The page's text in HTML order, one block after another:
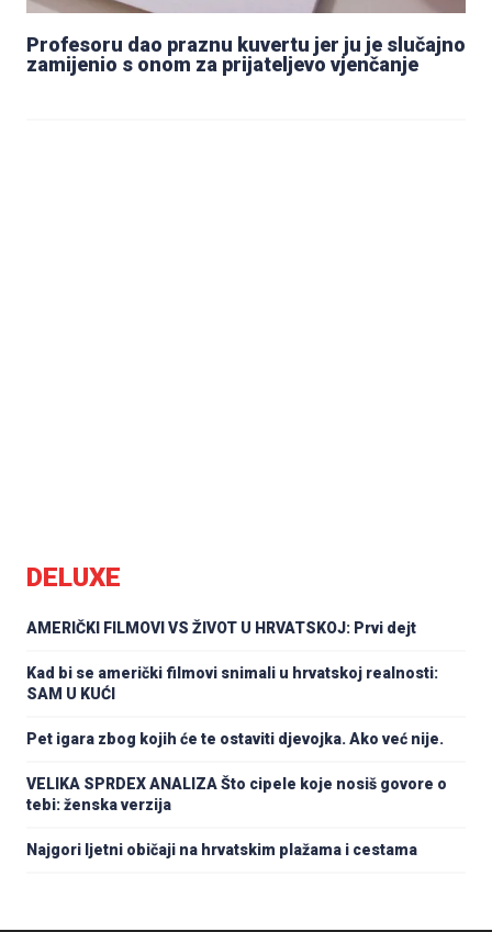
Profesoru dao praznu kuvertu jer ju je slučajno
zamijenio s onom za prijateljevo vjenčanje
DELUXE
AMERIČKI FILMOVI VS ŽIVOT U HRVATSKOJ: Prvi dejt
Kad bi se američki filmovi snimali u hrvatskoj realnosti:
SAM U KUĆI
Pet igara zbog kojih će te ostaviti djevojka. Ako već nije.
VELIKA SPRDEX ANALIZA Što cipele koje nosiš govore o
tebi: ženska verzija
Najgori ljetni običaji na hrvatskim plažama i cestama